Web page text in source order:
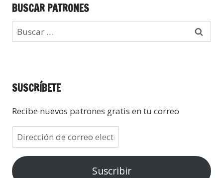
BUSCAR PATRONES
SUSCRÍBETE
Recibe nuevos patrones gratis en tu correo
Suscribir